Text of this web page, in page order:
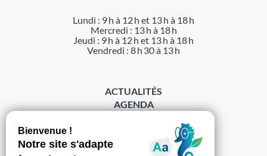
Lundi : 9 h à 12 h et 13 h à 18 h
Mercredi : 13 h à 18 h
Jeudi : 9 h à 12 h et 13 h à 18 h
Vendredi : 8 h 30 à 13 h
ACTUALITÉS
AGENDA
MENTIONS LÉGALES